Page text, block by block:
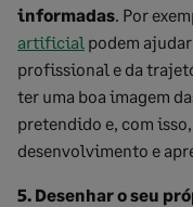
informadas. Por
artificial podem
profissional e da
ter uma boa imagem
pretendido e, com
desenvolvimento e
5. Desenhar o seu